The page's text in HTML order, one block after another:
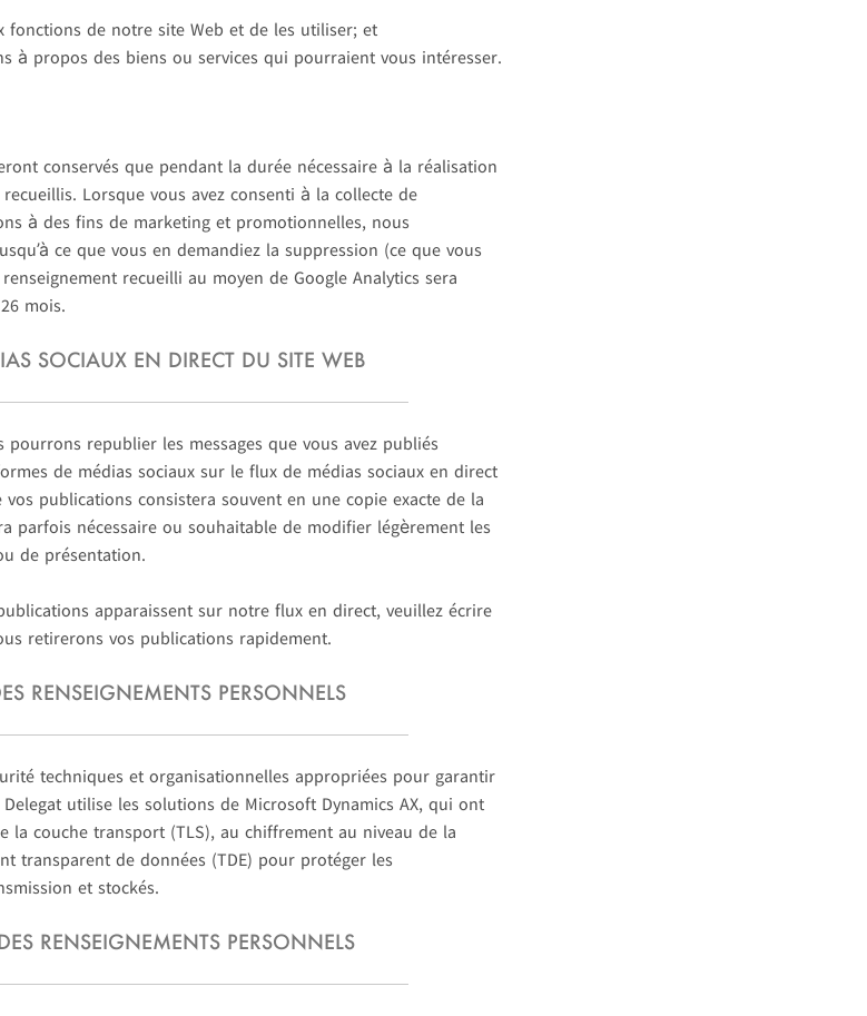
fonctions de notre site Web et de les utiliser; et
à propos des biens ou services qui pourraient vous intéresser.
conservés que pendant la durée nécessaire à la réalisation
Lorsque vous avez consenti à la collecte de
à des fins de marketing et promotionnelles, nous
ce que vous en demandiez la suppression (ce que vous
recueilli au moyen de Google Analytics sera
mois.
SOCIAUX EN DIRECT DU SITE WEB
republier les messages que vous avez publiés
de médias sociaux sur le flux de médias sociaux en direct
publications consistera souvent en une copie exacte de la
parfois nécessaire ou souhaitable de modifier légèrement les
de présentation.
apparaissent sur notre flux en direct, veuillez écrire
retirerons vos publications rapidement.
RENSEIGNEMENTS PERSONNELS
techniques et organisationnelles appropriées pour garantir
utilise les solutions de Microsoft Dynamics AX, qui ont
la couche transport (TLS), au chiffrement au niveau de la
transparent de données (TDE) pour protéger les
et stockés.
RENSEIGNEMENTS PERSONNELS